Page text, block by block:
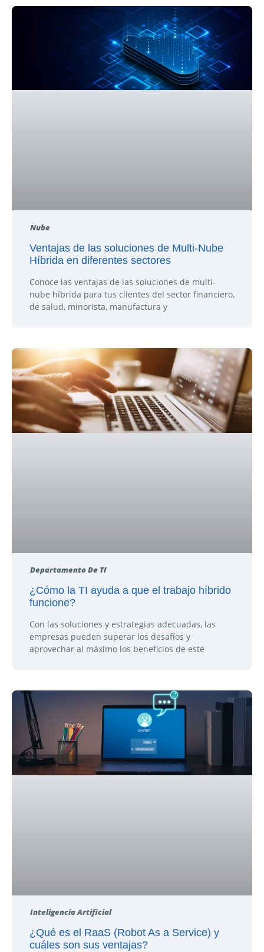
Nube
Ventajas de las soluciones de Multi-Nube
Híbrida en diferentes sectores
Conoce las ventajas de las soluciones de multi-
nube híbrida para tus clientes del sector financiero,
de salud, minorista, manufactura y
Departamento De TI
¿Cómo la TI ayuda a que el trabajo híbrido
funcione?
Con las soluciones y estrategias adecuadas, las
empresas pueden superar los desafíos y
aprovechar al máximo los beneficios de este
Inteligencia Artificial
¿Qué es el RaaS (Robot As a Service) y
cuáles son sus ventajas?